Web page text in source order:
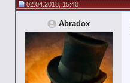
02.04.2018, 15:40
Abradox